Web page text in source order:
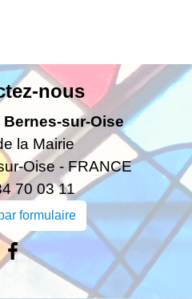
nous
sur-Oise
la Mairie
Oise - FRANCE
70 03 11
formulaire